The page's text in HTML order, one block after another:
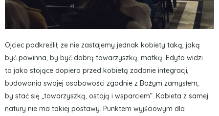
Ojciec podkreślił, że nie zastajemy jednak kobiety taką, jaką
być powinna, by być dobrą towarzyszką, matką. Edyta widzi
to jako stojące dopiero przed kobietą zadanie integracji,
budowania swojej osobowości zgodnie z Bożym zamysłem,
by stać się „towarzyszką, ostoją i wsparciem”. Kobieta z samej
natury nie ma takiej postawy. Punktem wyjściowym dla